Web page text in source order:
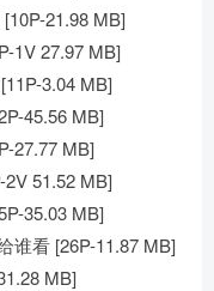
21.98 MB]
1V 27.97 MB]
3.04 MB]
45.56 MB]
27.77 MB]
51.52 MB]
35.03 MB]
谁看 [26P-11.87 MB]
MB]